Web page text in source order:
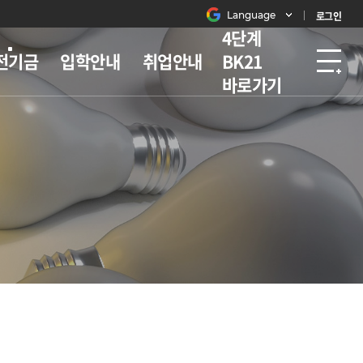
Language 로그인
기금 입학안내 취업안내
4단계
BK21
바로가기